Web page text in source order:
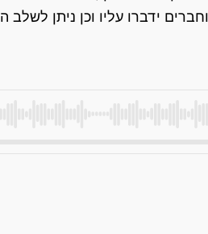
ידברו עליו וכן ניתן